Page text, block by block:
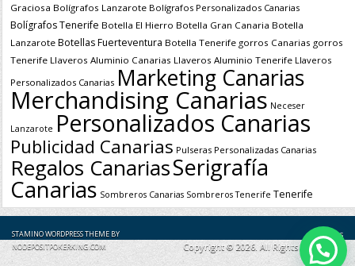
Graciosa Bolígrafos Lanzarote Bolígrafos Personalizados Canarias
Bolígrafos Tenerife Botella El Hierro Botella Gran Canaria Botella
Lanzarote Botellas Fuerteventura Botella Tenerife gorros Canarias gorros
Tenerife Llaveros Aluminio Canarias Llaveros Aluminio Tenerife Llaveros
Personalizados Canarias Marketing Canarias
Merchandising Canarias Neceser
Lanzarote Personalizados Canarias
Publicidad Canarias Pulseras Personalizadas Canarias
Regalos CanariasSerigrafía
Canarias Sombreros Canarias Sombreros Tenerife Tenerife
STAMINO WORDPRESS THEME BY
NODEPOSITPOKERKING.COM
Pedidos
Copyright © 2026. All Rights Reserved.